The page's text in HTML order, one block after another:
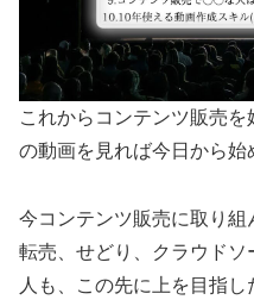
これからコンテンツ販売
の動画を見れば今日から始
今コンテンツ販売に取り組
転売、せどり、クラウド
人も、この先に上を目指